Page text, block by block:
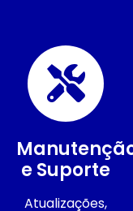
e Suporte
Atualizações,